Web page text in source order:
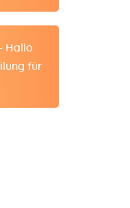
Hallo
für